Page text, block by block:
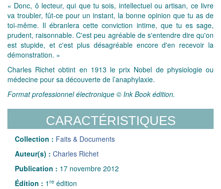
« Donc, ô lecteur, qui que tu sois, intellectuel ou artisan, ce livre
va troubler, fût-ce pour un instant, la bonne opinion que tu as de
toi-même. Il ébranlera cette conviction intime, que tu es sage,
prudent, raisonnable. C'est peu agréable de s'entendre dire qu'on
est stupide, et c'est plus désagréable encore d'en recevoir la
démonstration. »
Charles Richet obtint en 1913 le prix Nobel de physiologie ou
médecine pour sa découverte de l’anaphylaxie.
Format professionnel électronique © Ink Book édition.
CARACTÉRISTIQUES
Collection : Faits & Documents
Auteur(s) : Charles Richet
Publication : 17 novembre 2012
Édition : 1 re édition